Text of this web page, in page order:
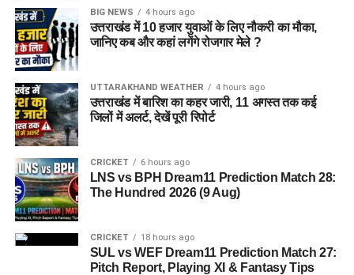
जेल नहीं, रेजिडेंशियल कॉम्प्लेक्स जैसा
होगा माहौल
आलंबन गांव की सबसे खास बात यही होगी कि यहां रहने वाली महिलाओं
और बच्चों को यह महसूस न हो कि वे किसी जेल या बंद संस्थान में रह रहे
हैं। इसके बजाय पूरा परिसर एक रेजिडेंशियल कॉम्प्लेक्स की तरह विकसित
किया जाएगा, जहां सुरक्षा के साथ रहने, पढ़ाई, दैनिक जीवन और सामाजिक
विकास से जुड़ी सुविधाएं उपलब्ध होंगी।
परिसर को आधुनिक सुविधाओं से लैस करने की योजना है। यहां आंगनबाड़ी
केंद्र भी खोले जाएंगे। जरूरत पड़ने पर प्राथमिक विद्यालय की सुविधा भी
उपलब्ध कराई जा सकती है। इस पहल का मकसद सिर्फ महिलाओं और
BIG NEWS 4 hours ago
उत्तराखंड में 10 हजार युवाओं के लिए नौकरी का मौका,
जानिए कब और कहां लगेंगे रोजगार मेले ?
UTTARAKHAND WEATHER 4 hours ago
उत्तराखंड में बारिश का कहर जारी, 11 अगस्त तक कई
जिलों में अलर्ट, देखें पूरी रिपोर्ट
CRICKET 6 hours ago
LNS vs BPH Dream11 Prediction Match 28:
The Hundred 2026 (9 Aug)
CRICKET 18 hours ago
SUL vs WEF Dream11 Prediction Match 27:
Pitch Report, Playing XI & Fantasy Tips